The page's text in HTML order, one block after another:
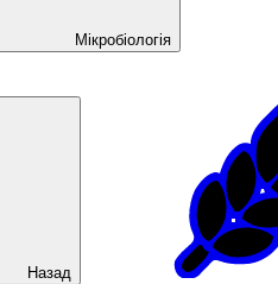
Мікробіологія
Назад